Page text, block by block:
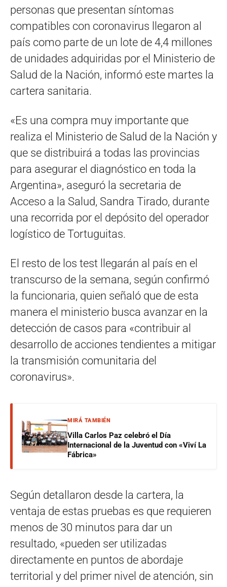
personas que presentan síntomas
compatibles con coronavirus llegaron al
país como parte de un lote de 4,4 millones
de unidades adquiridas por el Ministerio de
Salud de la Nación, informó este martes la
cartera sanitaria.
«Es una compra muy importante que
realiza el Ministerio de Salud de la Nación y
que se distribuirá a todas las provincias
para asegurar el diagnóstico en toda la
Argentina», aseguró la secretaria de
Acceso a la Salud, Sandra Tirado, durante
una recorrida por el depósito del operador
logístico de Tortuguitas.
El resto de los test llegarán al país en el
transcurso de la semana, según confirmó
la funcionaria, quien señaló que de esta
manera el ministerio busca avanzar en la
detección de casos para «contribuir al
desarrollo de acciones tendientes a mitigar
la transmisión comunitaria del
coronavirus».
MIRÁ TAMBIÉN
Villa Carlos Paz celebró el Día
Internacional de la Juventud con «Viví La
Fábrica»
Según detallaron desde la cartera, la
ventaja de estas pruebas es que requieren
menos de 30 minutos para dar un
resultado, «pueden ser utilizadas
directamente en puntos de abordaje
territorial y del primer nivel de atención, sin